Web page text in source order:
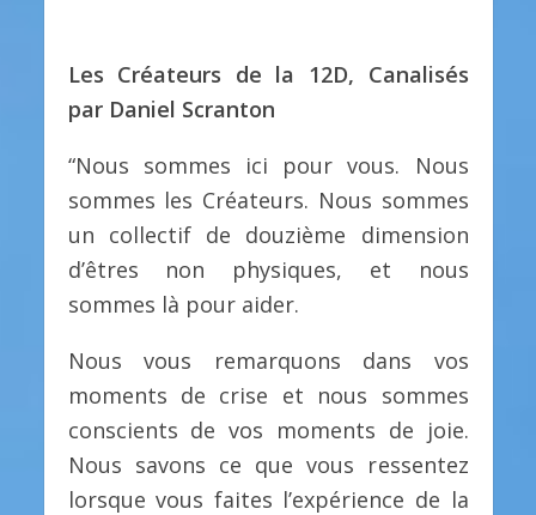
Les Créateurs de la 12D, Canalisés
par Daniel Scranton
“Nous sommes ici pour vous. Nous
sommes les Créateurs. Nous sommes
un collectif de douzième dimension
d’êtres non physiques, et nous
sommes là pour aider.
Nous vous remarquons dans vos
moments de crise et nous sommes
conscients de vos moments de joie.
Nous savons ce que vous ressentez
lorsque vous faites l’expérience de la